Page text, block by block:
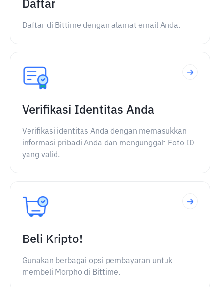
Daftar
Daftar di Bittime dengan alamat email Anda.
Verifikasi Identitas Anda
Verifikasi identitas Anda dengan memasukkan
informasi pribadi Anda dan mengunggah Foto ID
yang valid.
Beli Kripto!
Gunakan berbagai opsi pembayaran untuk
membeli Morpho di Bittime.